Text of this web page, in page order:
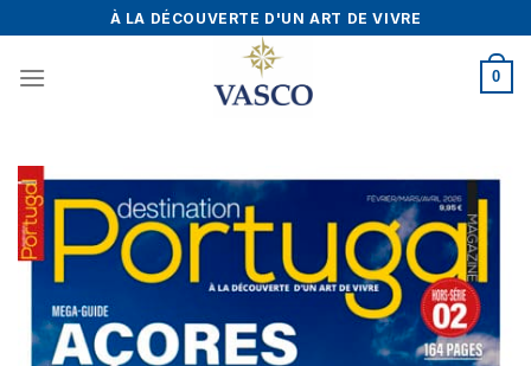
to
content
À LA DÉCOUVERTE D'UN ART DE VIVRE
0